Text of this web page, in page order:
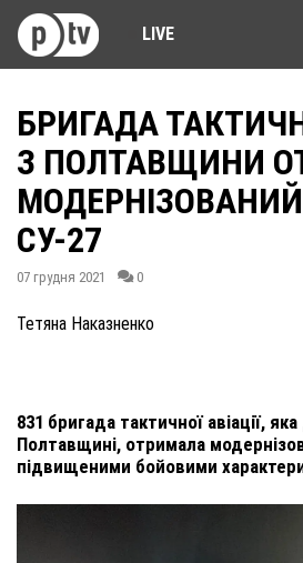
LIVE
БРИГАДА
З ПОЛТАВЩИНИ
МОДЕРНІЗОВАНИЙ
СУ-27
07 грудня 2021 0
Тетяна Наказненко
831 бригада тактичної авіації,
Полтавщині, отримала
підвищеними бойовими